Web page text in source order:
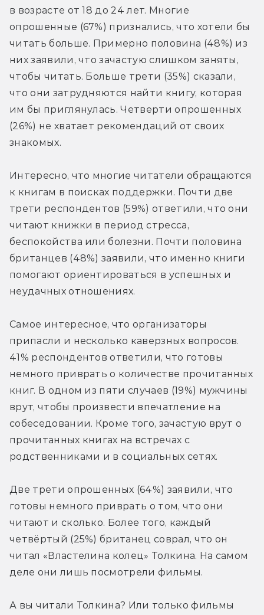
в возрасте от 18 до 24 лет. Многие
опрошенные (67%) признались, что хотели бы
читать больше. Примерно половина (48%) из
них заявили, что зачастую слишком заняты,
чтобы читать. Больше трети (35%) сказали,
что они затрудняются найти книгу, которая
им бы приглянулась. Четверти опрошенных
(26%) не хватает рекомендаций от своих
знакомых.
Интересно, что многие читатели обращаются
к книгам в поисках поддержки. Почти две
трети респондентов (59%) ответили, что они
читают книжки в период стресса,
беспокойства или болезни. Почти половина
британцев (48%) заявили, что именно книги
помогают ориентироваться в успешных и
неудачных отношениях.
Самое интересное, что организаторы
припасли и несколько каверзных вопросов.
41% респондентов ответили, что готовы
немного приврать о количестве прочитанных
книг. В одном из пяти случаев (19%) мужчины
врут, чтобы произвести впечатление на
собеседовании. Кроме того, зачастую врут о
прочитанных книгах на встречах с
родственниками и в социальных сетях.
Две трети опрошенных (64%) заявили, что
готовы немного приврать о том, что они
читают и сколько. Более того, каждый
четвёртый (25%) британец соврал, что он
читал «Властелина колец» Толкина. На самом
деле они лишь посмотрели фильмы.
А вы читали Толкина? Или только фильмы